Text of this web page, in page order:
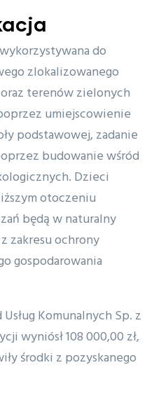
do
zlokalizowanego
terenów zielonych
umiejscowienie
podstawowej, zadanie
budowanie wśród
Dzieci
otoczeniu
będą w naturalny
zakresu ochrony
gospodarowania
Komunalnych Sp. z
wyniósł 108 000,00 zł,
środki z pozyskanego